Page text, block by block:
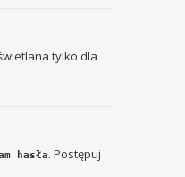
tylko dla
hasła. Postępuj